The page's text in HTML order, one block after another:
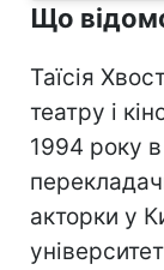
Що
Таїсія
театру і
1994 року
акторки у